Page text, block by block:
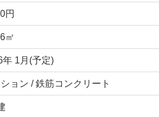
円
㎡
年 1月(予定)
ョン / 鉄筋コンクリート